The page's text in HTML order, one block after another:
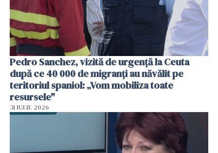
Pedro Sanchez, vizită de urgență la Ceuta
după ce 40 000 de migranți au năvălit pe
teritoriul spaniol: „Vom mobiliza toate
resursele"
31 IULIE 2026